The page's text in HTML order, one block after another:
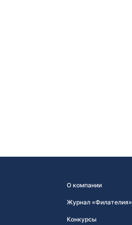
О компании
Журнал «Филателия»
Конкурсы